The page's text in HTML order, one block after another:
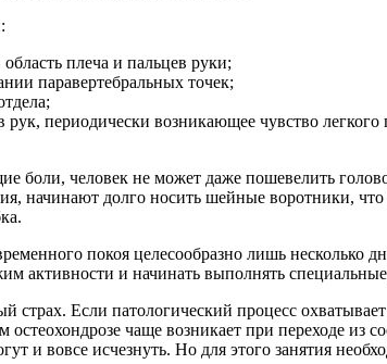
плеча и пальцев руки;
паравертебральных точек;
рук, периодически возникающее чувство
боли, человек не может даже пошевелить
начинают долго носить шейные воротники,
покоя целесообразно лишь несколько
активности и начинать выполнять
страх. Если патологический процесс
чаще возникает при переходе из
и вовсе исчезнуть. Но для этого занятия